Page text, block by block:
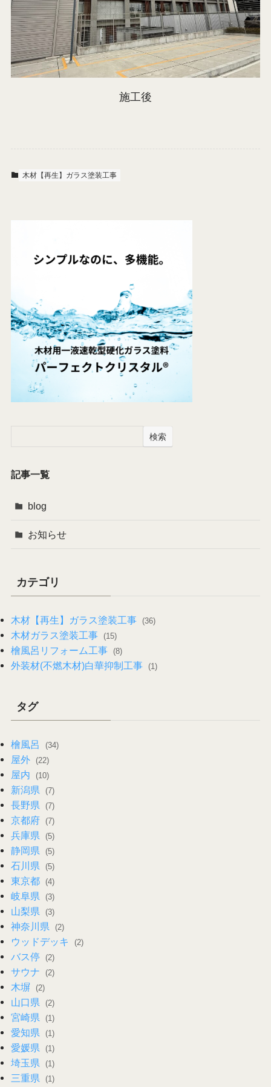
施工後
木材【再生】ガラス塗装工事
検索
記事一覧
blog
お知らせ
カテゴリ
木材【再生】ガラス塗装工事 (36)
木材ガラス塗装工事 (15)
檜風呂リフォーム工事 (8)
外装材(不燃木材)白華抑制工事 (1)
タグ
檜風呂 (34)
屋外 (22)
屋内 (10)
新潟県 (7)
長野県 (7)
京都府 (7)
兵庫県 (5)
静岡県 (5)
石川県 (5)
東京都 (4)
岐阜県 (3)
山梨県 (3)
神奈川県 (2)
ウッドデッキ (2)
バス停 (2)
サウナ (2)
木塀 (2)
山口県 (2)
宮崎県 (1)
愛知県 (1)
愛媛県 (1)
埼玉県 (1)
三重県 (1)